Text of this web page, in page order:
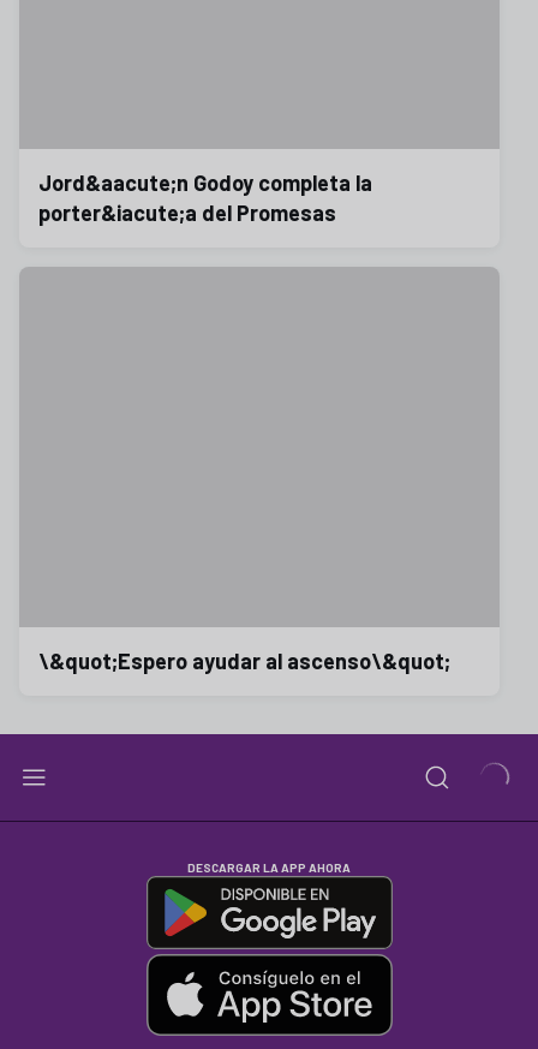
Jord&aacute;n Godoy completa la
porter&iacute;a del Promesas
\&quot;Espero ayudar al ascenso\&quot;
DESCARGAR LA APP AHORA